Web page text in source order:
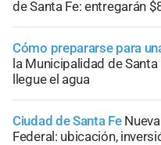
de Santa Fe: entregarán
Cómo prepararse para
la Municipalidad de
llegue el agua
Ciudad de Santa Fe
Federal: ubicación,